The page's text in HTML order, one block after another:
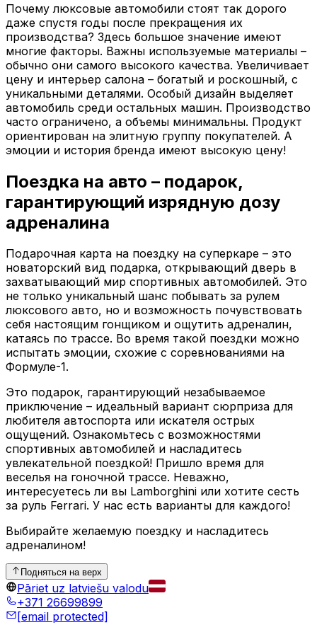
Почему люксовые автомобили стоят так дорого
даже спустя годы после прекращения их
производства? Здесь большое значение имеют
многие факторы. Важны используемые материалы –
обычно они самого высокого качества. Увеличивает
цену и интерьер салона – богатый и роскошный, с
уникальными деталями. Особый дизайн выделяет
автомобиль среди остальных машин. Производство
часто ограничено, а объемы минимальны. Продукт
ориентирован на элитную группу покупателей. А
эмоции и история бренда имеют высокую цену!
Поездка на авто – подарок,
гарантирующий изрядную дозу
адреналина
Подарочная карта на поездку на суперкаре – это
новаторский вид подарка, открывающий дверь в
захватывающий мир спортивных автомобилей. Это
не только уникальный шанс побывать за рулем
люксового авто, но и возможность почувствовать
себя настоящим гонщиком и ощутить адреналин,
катаясь по трассе. Во время такой поездки можно
испытать эмоции, схожие с соревнованиями на
Формуле-1.
Это подарок, гарантирующий незабываемое
приключение – идеальный вариант сюрприза для
любителя автоспорта или искателя острых
ощущений. Ознакомьтесь с возможностями
спортивных автомобилей и насладитесь
увлекательной поездкой! Пришло время для
веселья на гоночной трассе. Неважно,
интересуетесь ли вы Lamborghini или хотите сесть
за руль Ferrari. У нас есть варианты для каждого!
Выбирайте желаемую поездку и насладитесь
адреналином!
Подняться на верх
Pāriet uz latviešu valodu
+371 26699899
[email protected]